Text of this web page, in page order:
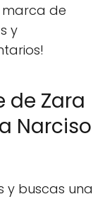
de
y
de Zara
Narciso
y buscas una